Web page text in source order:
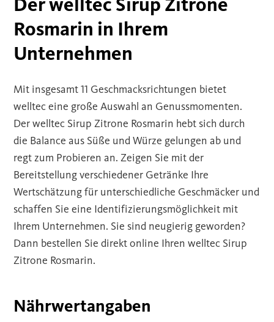
Rosmarin in Ihrem
Unternehmen
Mit insgesamt 11 Geschmacksrichtungen bietet
welltec eine große Auswahl an Genussmomenten.
Der welltec Sirup Zitrone Rosmarin hebt sich durch
die Balance aus Süße und Würze gelungen ab und
regt zum Probieren an. Zeigen Sie mit der
Bereitstellung verschiedener Getränke Ihre
Wertschätzung für unterschiedliche Geschmäcker und
schaffen Sie eine Identifizierungsmöglichkeit mit
Ihrem Unternehmen. Sie sind neugierig geworden?
Dann bestellen Sie direkt online Ihren welltec Sirup
Zitrone Rosmarin.
Nährwertangaben